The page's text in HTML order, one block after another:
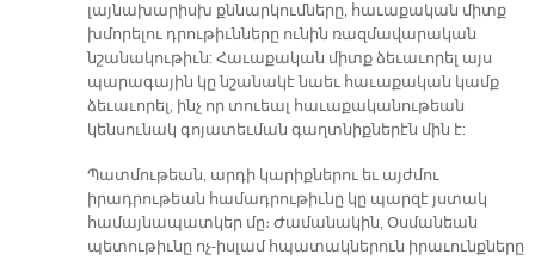
լայնախարիսխ քննարկումները, հաւաքական միտք
խմորելու դրութիւնները ունին ռազմավարական
նշանակութիւն: Հաւաքական միտք ձեւաւորել այս
պարագային կը նշանակէ նաեւ հաւաքական կամք
ձեւաւորել, ինչ որ տուեալ հաւաքականութեան
կենսունակ գոյատեւման գաղտնիքներէն մին է:
Պատմութեան, արդի կարիքներու եւ այժմու
իրադրութեան համադրութիւնը կը պարզէ յստակ
համայնապատկեր մը։ Ժամանակին, Օսմանեան
պետութիւնը ոչ-իսլամ հպատակներուն իրաւունքները